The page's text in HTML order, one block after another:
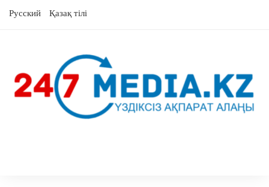
Русский Қазақ тілі